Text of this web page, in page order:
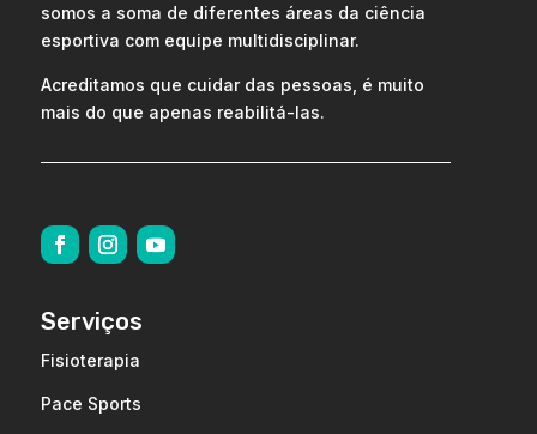
somos a soma de diferentes áreas da ciência
esportiva com equipe multidisciplinar.
Acreditamos que cuidar das pessoas, é muito
mais do que apenas reabilitá-las.
Serviços
Fisioterapia
Pace Sports